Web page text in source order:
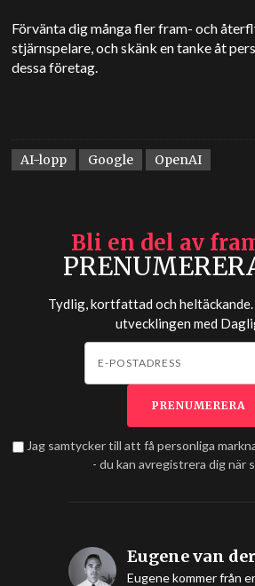
Förvänta dig många fler fram- och
stjärnspelare, och skänk en tanke åt
dessa företag.
AI-lopp Google OpenAI
Bli en del av
Tydlig, kortfattad och heltäckande.
utvecklingen med
Jag samtycker till att få personliga
- du kan avregistrera dig när
Eugene van
Eugene kommer från